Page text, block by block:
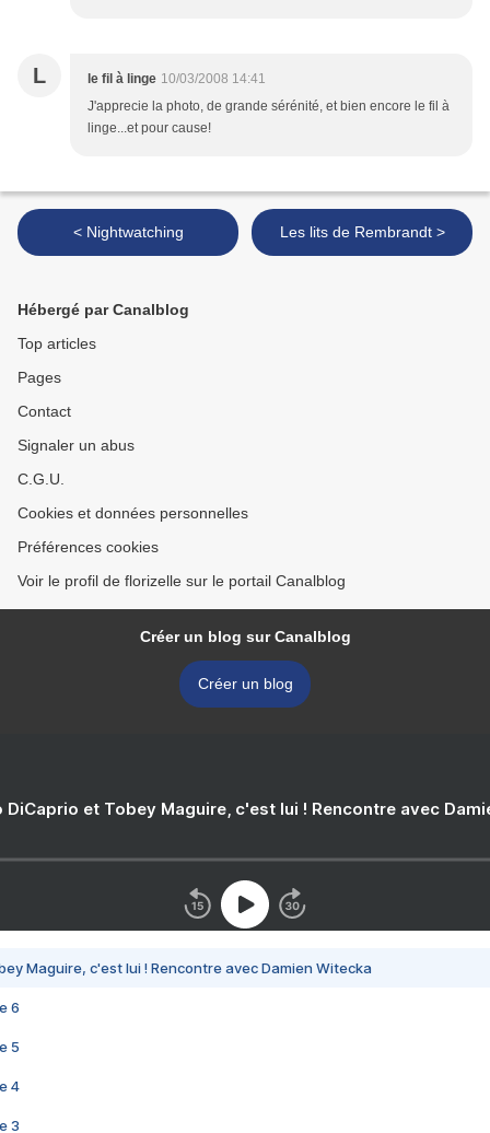
L le fil à linge 10/03/2008 14:41
J'apprecie la photo, de grande sérénité, et bien encore le fil à
linge...et pour cause!
< Nightwatching Les lits de Rembrandt >
Hébergé par Canalblog
Top articles
Pages
Contact
Signaler un abus
C.G.U.
Cookies et données personnelles
Préférences cookies
Voir le profil de florizelle sur le portail Canalblog
Créer un blog sur Canalblog
Créer un blog
DiCaprio et Tobey Maguire, c'est lui ! Rencontre avec
Maguire, c'est lui ! Rencontre avec Damien Witecka
6
5
4
3